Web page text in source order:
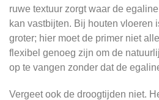
ruwe textuur zorgt waar de
kan vastbijten. Bij houten vloeren
groter; hier moet de primer niet
flexibel genoeg zijn om de
op te vangen zonder dat de
Vergeet ook de droogtijden niet.